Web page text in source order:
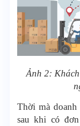
Ảnh 2:
Thời mà doanh
sau khi có